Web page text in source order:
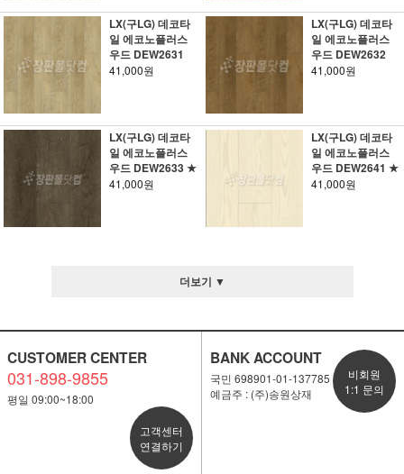
LX(구LG) 데코타
일 에코노플러스
우드 DEW2631
41,000원
LX(구LG) 데코타
일 에코노플러스
우드 DEW2632
41,000원
LX(구LG) 데코타
일 에코노플러스
우드 DEW2633 ★
41,000원
LX(구LG) 데코타
일 에코노플러스
우드 DEW2641 ★
41,000원
더보기 ▼
CUSTOMER CENTER
031-898-9855
평일 09:00~18:00
고객센터
연결하기
BANK ACCOUNT
국민 698901-01-137785
예금주 : (주)송원상재
비회원
1:1 문의